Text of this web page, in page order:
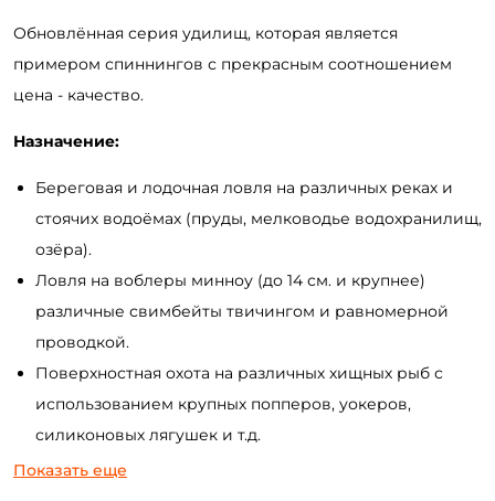
Обновлённая серия удилищ, которая является
примером спиннингов с прекрасным соотношением
цена - качество.
Назначение:
Береговая и лодочная ловля на различных реках и
стоячих водоёмах (пруды, мелководье водохранилищ,
озёра).
Ловля на воблеры минноу (до 14 см. и крупнее)
различные свимбейты твичингом и равномерной
проводкой.
Поверхностная охота на различных хищных рыб с
использованием крупных попперов, уокеров,
силиконовых лягушек и т.д.
Джиговая ловля в пределах теста с применением
Показать еще